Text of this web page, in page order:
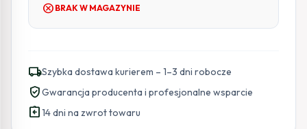
cancel BRAK W MAGAZYNIE
local_shippingSzybka dostawa kurierem – 1–3 dni robocze
verified_userGwarancja producenta i profesjonalne wsparcie
assignment_return14 dni na zwrot towaru